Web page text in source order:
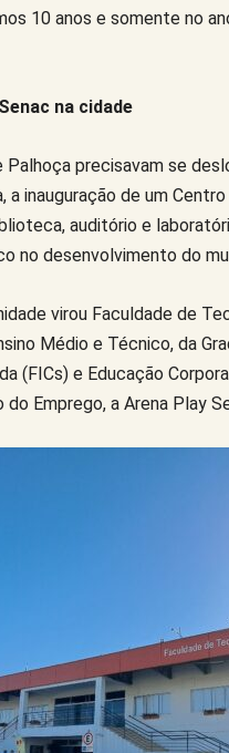
10 anos e somente no
na cidade
precisavam se
a inauguração de um
auditório e
no desenvolvimento do
virou Faculdade de
Médio e Técnico, da
(FICs) e Educação
Emprego, a Arena Play